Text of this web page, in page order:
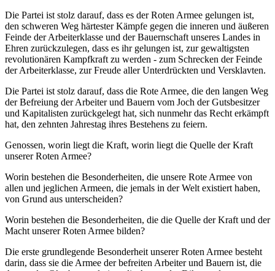
Die Partei ist stolz darauf, dass es der Roten Armee gelungen ist,
den schweren Weg härtester Kämpfe gegen die inneren und äußeren
Feinde der Arbeiterklasse und der Bauernschaft unseres Landes in
Ehren zurückzulegen, dass es ihr gelungen ist, zur gewaltigsten
revolutionären Kampfkraft zu werden - zum Schrecken der Feinde
der Arbeiterklasse, zur Freude aller Unterdrückten und Versklavten.
Die Partei ist stolz darauf, dass die Rote Armee, die den langen Weg
der Befreiung der Arbeiter und Bauern vom Joch der Gutsbesitzer
und Kapitalisten zurückgelegt hat, sich nunmehr das Recht erkämpft
hat, den zehnten Jahrestag ihres Bestehens zu feiern.
Genossen, worin liegt die Kraft, worin liegt die Quelle der Kraft
unserer Roten Armee?
Worin bestehen die Besonderheiten, die unsere Rote Armee von
allen und jeglichen Armeen, die jemals in der Welt existiert haben,
von Grund aus unterscheiden?
Worin bestehen die Besonderheiten, die die Quelle der Kraft und der
Macht unserer Roten Armee bilden?
Die erste grundlegende Besonderheit unserer Roten Armee besteht
darin, dass sie die Armee der befreiten Arbeiter und Bauern ist, die